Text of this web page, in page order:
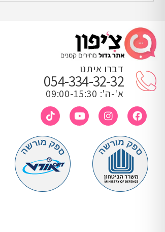
דברו איתנו
054-334-32-32
א'-ה': 09:00-15:30